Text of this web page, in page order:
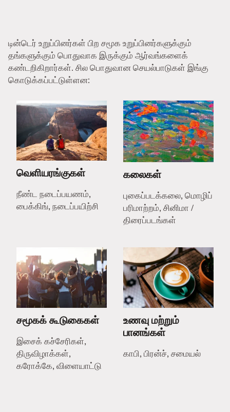
டின்டெர் உறுப்பினர்கள் பிற சமூக உறுப்பினர்களுக்கும்
தங்களுக்கும் பொதுவாக இருக்கும் ஆர்வங்களைக்
கண்டறிகிறார்கள். சில பொதுவான செயல்பாடுகள் இங்கு
கொடுக்கப்பட்டுள்ளன:
வெளியரங்குகள்
நீண்ட நடைப்பயணம்,
பைக்கிங், நடைப்பயிற்சி
கலைகள்
புகைப்படக்கலை, மொழிப்
பரிமாற்றம், சினிமா /
திரைப்படங்கள்
சமூகக் கூடுகைகள்
இசைக் கச்சேரிகள்,
திருவிழாக்கள்,
கரோக்கே, விளையாட்டு
உணவு மற்றும்
பானங்கள்
காபி, பிரன்ச், சமையல்